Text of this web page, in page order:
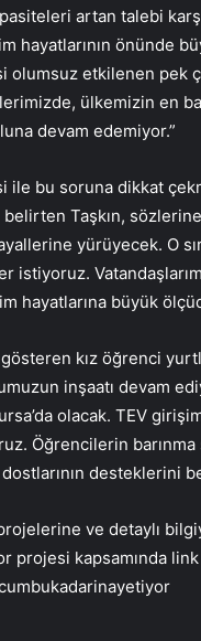
artan talebi
hayatlarının önünde
olumsuz etkilenen pek
ülkemizin en
devam edemiyor.”
ile bu soruna dikkat
Taşkın,
yürüyecek. O
istiyoruz.
hayatlarına büyük
kız öğrenci
inşaatı devam
olacak. TEV
Öğrencilerin
desteklerini
ve detaylı
projesi kapsamında